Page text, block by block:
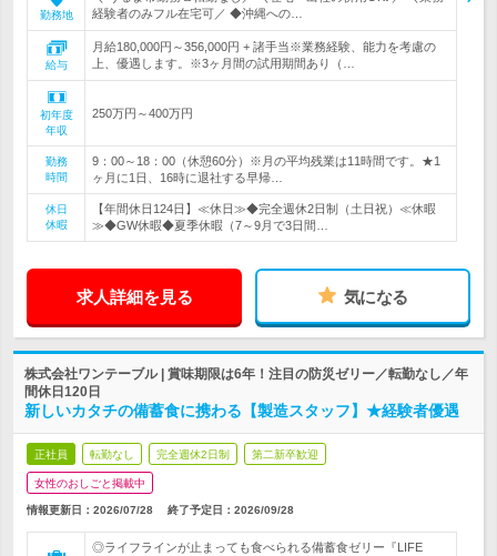
勤務地
経験者のみフル在宅可／ ◆沖縄への…
給与
月給180,000円～356,000円 + 諸手当※業務経験、能力を考慮の
上、優遇します。※3ヶ月間の試用期間あり（…
初年度
年収
250万円～400万円
勤務
時間
9：00～18：00（休憩60分）※月の平均残業は11時間です。★1
ヶ月に1日、16時に退社する早帰…
休日
休暇
【年間休日124日】≪休日≫◆完全週休2日制（土日祝）≪休暇
≫◆GW休暇◆夏季休暇（7～9月で3日間…
求人詳細を見る 気になる
株式会社ワンテーブル | 賞味期限は6年！注目の防災ゼリー／転勤なし／年
間休日120日
新しいカタチの備蓄食に携わる【製造スタッフ】★経験者優遇
正社員 転勤なし 完全週休2日制 第二新卒歓迎
女性のおしごと掲載中
情報更新日：2026/07/28 終了予定日： 2026/09/28
◎ライフラインが止まっても食べられる備蓄食ゼリー『LIFE